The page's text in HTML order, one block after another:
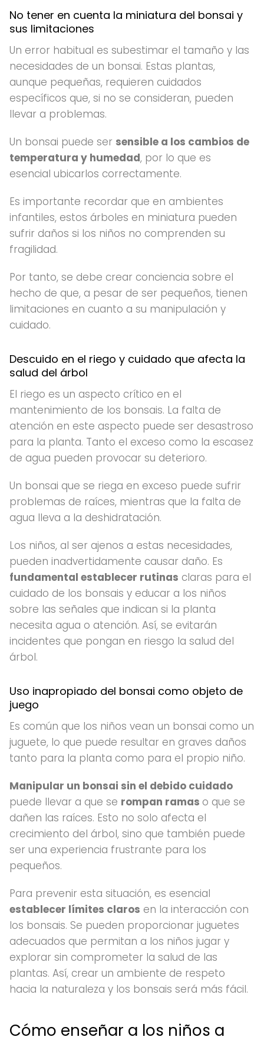
No tener en cuenta la miniatura del bonsai y
sus limitaciones
Un error habitual es subestimar el tamaño y las
necesidades de un bonsai. Estas plantas,
aunque pequeñas, requieren cuidados
específicos que, si no se consideran, pueden
llevar a problemas.
Un bonsai puede ser sensible a los cambios de
temperatura y humedad, por lo que es
esencial ubicarlos correctamente.
Es importante recordar que en ambientes
infantiles, estos árboles en miniatura pueden
sufrir daños si los niños no comprenden su
fragilidad.
Por tanto, se debe crear conciencia sobre el
hecho de que, a pesar de ser pequeños, tienen
limitaciones en cuanto a su manipulación y
cuidado.
Descuido en el riego y cuidado que afecta la
salud del árbol
El riego es un aspecto crítico en el
mantenimiento de los bonsais. La falta de
atención en este aspecto puede ser desastroso
para la planta. Tanto el exceso como la escasez
de agua pueden provocar su deterioro.
Un bonsai que se riega en exceso puede sufrir
problemas de raíces, mientras que la falta de
agua lleva a la deshidratación.
Los niños, al ser ajenos a estas necesidades,
pueden inadvertidamente causar daño. Es
fundamental establecer rutinas claras para el
cuidado de los bonsais y educar a los niños
sobre las señales que indican si la planta
necesita agua o atención. Así, se evitarán
incidentes que pongan en riesgo la salud del
árbol.
Uso inapropiado del bonsai como objeto de
juego
Es común que los niños vean un bonsai como un
juguete, lo que puede resultar en graves daños
tanto para la planta como para el propio niño.
Manipular un bonsai sin el debido cuidado
puede llevar a que se rompan ramas o que se
dañen las raíces. Esto no solo afecta el
crecimiento del árbol, sino que también puede
ser una experiencia frustrante para los
pequeños.
Para prevenir esta situación, es esencial
establecer límites claros en la interacción con
los bonsais. Se pueden proporcionar juguetes
adecuados que permitan a los niños jugar y
explorar sin comprometer la salud de las
plantas. Así, crear un ambiente de respeto
hacia la naturaleza y los bonsais será más fácil.
Cómo enseñar a los niños a